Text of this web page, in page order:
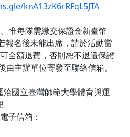
knA13zK6rRFqL5JTA
惟每隊需繳交保證金新臺幣
報名後未能出席，請於活動當
全額退費，否則恕不退還保證
主辦單位寄發至聯絡信箱。
國立臺灣師範大學體育與運
子信箱：